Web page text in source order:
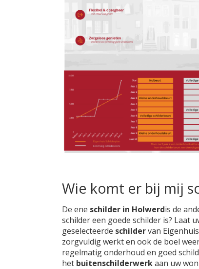
Wie komt er bij mij
De ene schilder in Holwerdis de
schilder een goede schilder is? Laat
geselecteerde schildervan
zorgvuldig werkt en ook de boel
regelmatig onderhoud en goed
het buitenschilderwerkaan uw